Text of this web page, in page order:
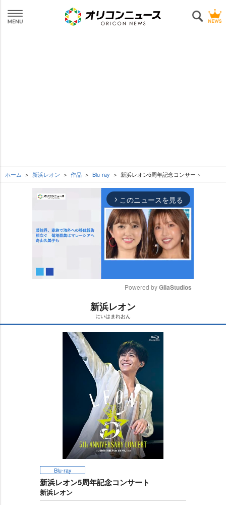
ホーム 新浜レオン 作品 Blu-ray 新浜レオン5周年記念コンサート
arrow_forward_ios このニュースを見る
t
e
Powered by GliaStudios
新浜レオン
にいはまれおん
Blu-ray
新浜レオン5周年記念コンサート
新浜レオン